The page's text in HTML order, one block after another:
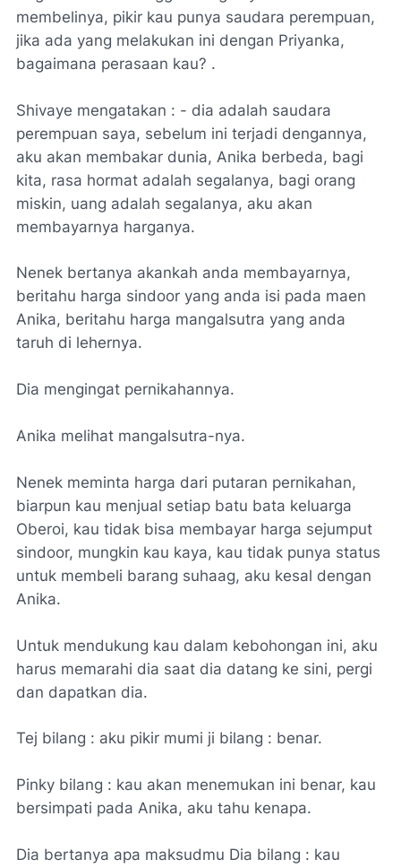
membelinya, pikir kau punya saudara perempuan,
jika ada yang melakukan ini dengan Priyanka,
bagaimana perasaan kau? .
Shivaye mengatakan : - dia adalah saudara
perempuan saya, sebelum ini terjadi dengannya,
aku akan membakar dunia, Anika berbeda, bagi
kita, rasa hormat adalah segalanya, bagi orang
miskin, uang adalah segalanya, aku akan
membayarnya harganya.
Nenek bertanya akankah anda membayarnya,
beritahu harga sindoor yang anda isi pada maen
Anika, beritahu harga mangalsutra yang anda
taruh di lehernya.
Dia mengingat pernikahannya.
Anika melihat mangalsutra-nya.
Nenek meminta harga dari putaran pernikahan,
biarpun kau menjual setiap batu bata keluarga
Oberoi, kau tidak bisa membayar harga sejumput
sindoor, mungkin kau kaya, kau tidak punya status
untuk membeli barang suhaag, aku kesal dengan
Anika.
Untuk mendukung kau dalam kebohongan ini, aku
harus memarahi dia saat dia datang ke sini, pergi
dan dapatkan dia.
Tej bilang : aku pikir mumi ji bilang : benar.
Pinky bilang : kau akan menemukan ini benar, kau
bersimpati pada Anika, aku tahu kenapa.
Dia bertanya apa maksudmu Dia bilang : kau